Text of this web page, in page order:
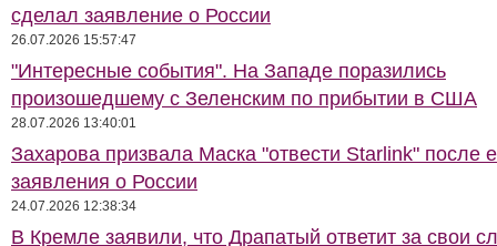
сделал заявление о России
26.07.2026 15:57:47
"Интересные события". На Западе поразились
произошедшему с Зеленским по прибытии в США
28.07.2026 13:40:01
Захарова призвала Маска "отвести Starlink" после
заявления о России
24.07.2026 12:38:34
В Кремле заявили, что Драпатый ответит за свои